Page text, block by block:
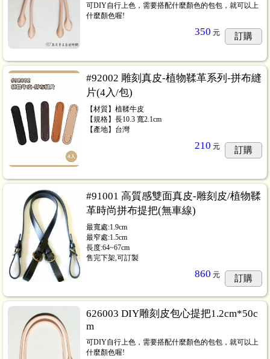
可DIY自行上色，需要搭配什麼顏色的包包，就可以上
什麼顏色喔!
350 元 訂購
#92002 雕刻真皮-植物鞣革系列-拼布縫
片(4入/包)
【材質】植鞣牛皮
【規格】長10.3 寬2.1cm
【產地】台灣
210 元 訂購
#91001 高質感雙面真皮-雕刻皮/植物鞣
革時尚拼布提把(無車線)
最寬處:1.9cm
最窄處:1.5cm
長度:64~67cm
售完下架,可訂製
860 元 訂購
626003 DIY雕刻皮包心提把1.2cm*50c
m
可DIY自行上色，需要搭配什麼顏色的包包，就可以上
什麼顏色喔!